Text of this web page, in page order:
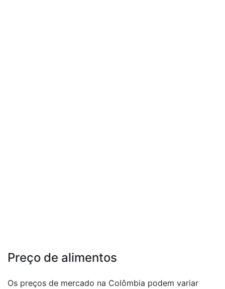
Preço de alimentos
Os preços de mercado na Colômbia podem variar